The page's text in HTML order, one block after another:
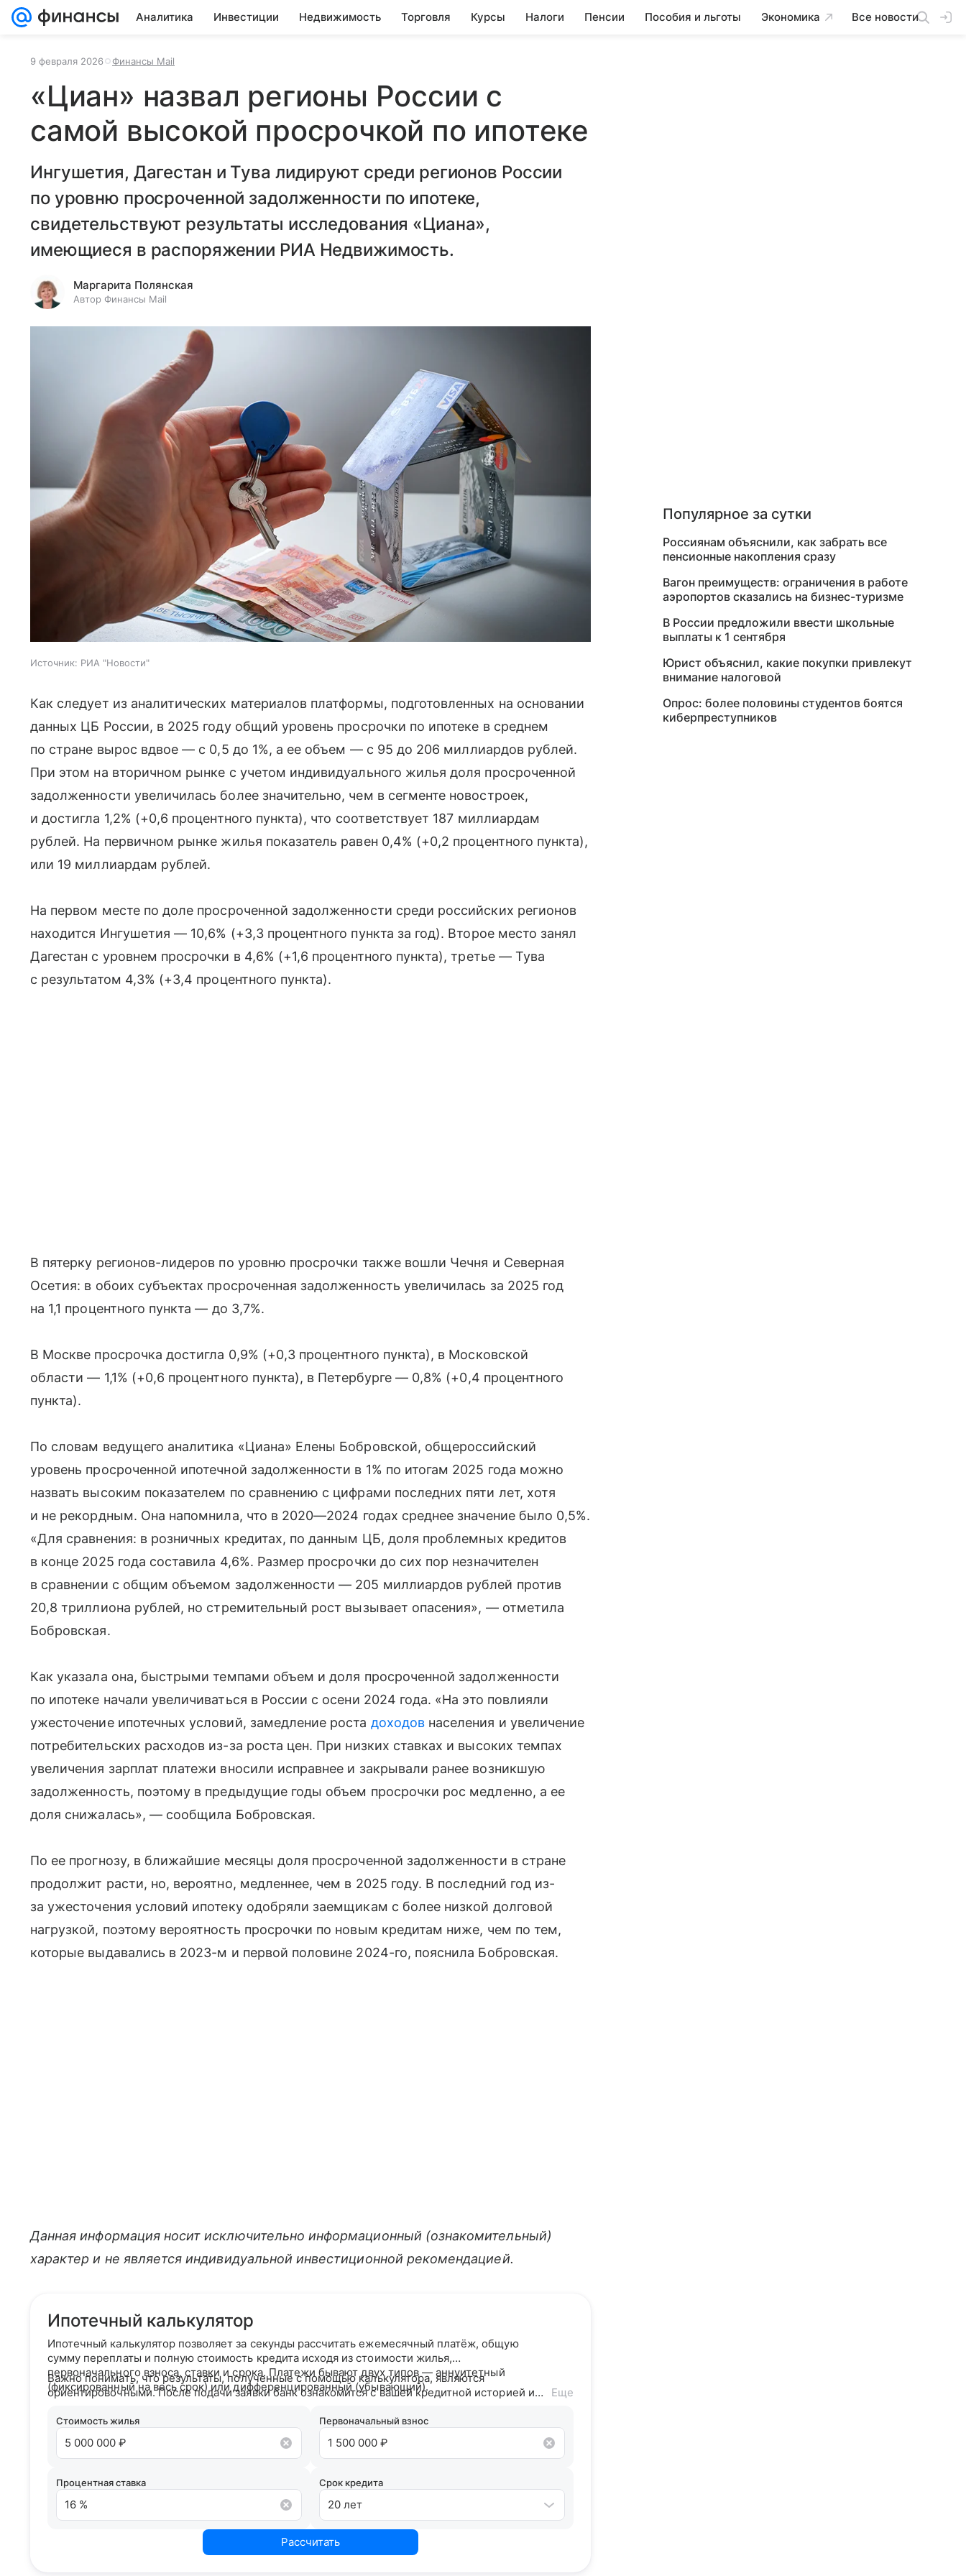
Аналитика Инвестиции Недвижимость Торговля Курсы Налоги Пенсии Пособия и льготы Экономика Все новости
9 февраля 2026 Финансы Mail
«Циан» назвал регионы России с
самой высокой просрочкой по ипотеке
Ингушетия, Дагестан и Тува лидируют среди регионов России
по уровню просроченной задолженности по ипотеке,
свидетельствуют результаты исследования «Циана»,
имеющиеся в распоряжении РИА Недвижимость.
Маргарита Полянская
Автор Финансы Mail
Источник: РИА "Новости"
Как следует из аналитических материалов платформы, подготовленных на основании
данных ЦБ России, в 2025 году общий уровень просрочки по ипотеке в среднем
по стране вырос вдвое — с 0,5 до 1%, а ее объем — с 95 до 206 миллиардов рублей.
При этом на вторичном рынке с учетом индивидуального жилья доля просроченной
задолженности увеличилась более значительно, чем в сегменте новостроек,
и достигла 1,2% (+0,6 процентного пункта), что соответствует 187 миллиардам
рублей. На первичном рынке жилья показатель равен 0,4% (+0,2 процентного пункта),
или 19 миллиардам рублей.
На первом месте по доле просроченной задолженности среди российских регионов
находится Ингушетия — 10,6% (+3,3 процентного пункта за год). Второе место занял
Дагестан с уровнем просрочки в 4,6% (+1,6 процентного пункта), третье — Тува
с результатом 4,3% (+3,4 процентного пункта).
В пятерку регионов-лидеров по уровню просрочки также вошли Чечня и Северная
Осетия: в обоих субъектах просроченная задолженность увеличилась за 2025 год
на 1,1 процентного пункта — до 3,7%.
В Москве просрочка достигла 0,9% (+0,3 процентного пункта), в Московской
области — 1,1% (+0,6 процентного пункта), в Петербурге — 0,8% (+0,4 процентного
пункта).
По словам ведущего аналитика «Циана» Елены Бобровской, общероссийский
уровень просроченной ипотечной задолженности в 1% по итогам 2025 года можно
назвать высоким показателем по сравнению с цифрами последних пяти лет, хотя
и не рекордным. Она напомнила, что в 2020—2024 годах среднее значение было 0,5%.
«Для сравнения: в розничных кредитах, по данным ЦБ, доля проблемных кредитов
в конце 2025 года составила 4,6%. Размер просрочки до сих пор незначителен
в сравнении с общим объемом задолженности — 205 миллиардов рублей против
20,8 триллиона рублей, но стремительный рост вызывает опасения», — отметила
Бобровская.
Как указала она, быстрыми темпами объем и доля просроченной задолженности
по ипотеке начали увеличиваться в России с осени 2024 года. «На это повлияли
ужесточение ипотечных условий, замедление роста доходовнаселения и увеличение
потребительских расходов из-за роста цен. При низких ставках и высоких темпах
увеличения зарплат платежи вносили исправнее и закрывали ранее возникшую
задолженность, поэтому в предыдущие годы объем просрочки рос медленно, а ее
доля снижалась», — сообщила Бобровская.
По ее прогнозу, в ближайшие месяцы доля просроченной задолженности в стране
продолжит расти, но, вероятно, медленнее, чем в 2025 году. В последний год из-
за ужесточения условий ипотеку одобряли заемщикам с более низкой долговой
нагрузкой, поэтому вероятность просрочки по новым кредитам ниже, чем по тем,
которые выдавались в 2023-м и первой половине 2024-го, пояснила Бобровская.
Данная информация носит исключительно информационный (ознакомительный)
характер и не является индивидуальной инвестиционной рекомендацией.
Ипотечный калькулятор
Ипотечный калькулятор позволяет за секунды рассчитать ежемесячный платёж, общую
сумму переплаты и полную стоимость кредита исходя из стоимости жилья,
первоначального взноса, ставки и срока. Платежи бывают двух типов — аннуитетный
(фиксированный на весь срок) или дифференцированный (убывающий).
Важно понимать, что результаты, полученные с помощью калькулятора, являются
ориентировочными. После подачи заявки банк ознакомится с вашей кредитной историей и
условия сотрудничества.
Еще
Стоимость жилья Первоначальный взнос
Процентная ставка Срок кредита
20 лет
Рассчитать
Популярное за сутки
Россиянам объяснили, как забрать все
пенсионные накопления сразу
Вагон преимуществ: ограничения в работе
аэропортов сказались на бизнес-туризме
В России предложили ввести школьные
выплаты к 1 сентября
Юрист объяснил, какие покупки привлекут
внимание налоговой
Опрос: более половины студентов боятся
киберпреступников